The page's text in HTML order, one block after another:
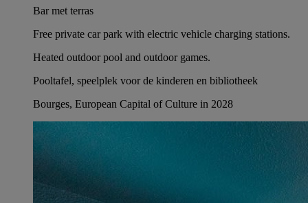
Bar met terras
Free private car park with electric vehicle charging stations.
Heated outdoor pool and outdoor games.
Pooltafel, speelplek voor de kinderen en bibliotheek
Bourges, European Capital of Culture in 2028